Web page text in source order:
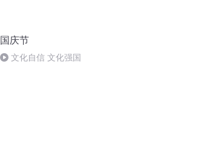
国庆节
文化自信 文化强国